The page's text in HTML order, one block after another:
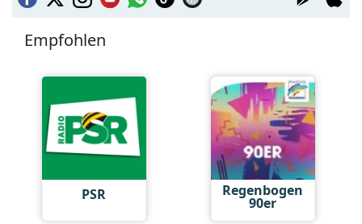
Empfohlen
PSR Regenbogen
90er